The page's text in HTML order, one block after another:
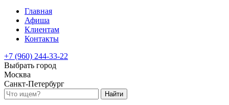
Главная
Афиша
Клиентам
Контакты
+7 (960) 244-33-22
Выбрать город
Москва
Санкт-Петербург